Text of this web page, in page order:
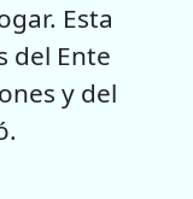
Esta
del Ente
y del